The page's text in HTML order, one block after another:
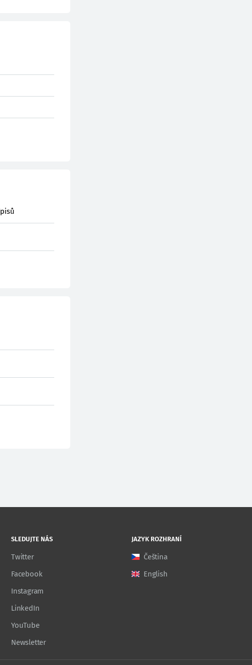
SLEDUJTE NÁS
Twitter
Facebook
Instagram
LinkedIn
YouTube
Newsletter
JAZYK ROZHRANÍ
Čeština
English